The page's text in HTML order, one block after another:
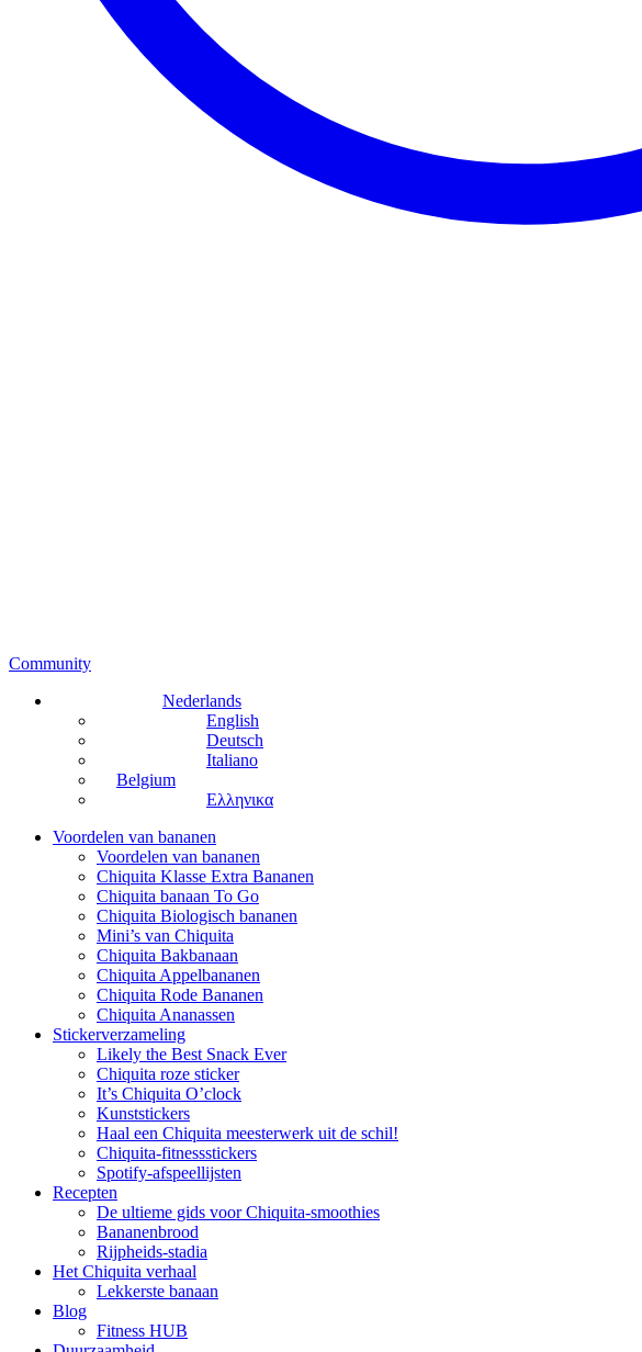
Community
Nederlands
English
Deutsch
Italiano
Belgium
Ελληνικα
Voordelen van bananen
Voordelen van bananen
Chiquita Klasse Extra Bananen
Chiquita banaan To Go
Chiquita Biologisch bananen
Mini’s van Chiquita
Chiquita Bakbanaan
Chiquita Appelbananen
Chiquita Rode Bananen
Chiquita Ananassen
Stickerverzameling
Likely the Best Snack Ever
Chiquita roze sticker
It’s Chiquita O’clock
Kunststickers
Haal een Chiquita meesterwerk uit de schil!
Chiquita-fitnessstickers
Spotify-afspeellijsten
Recepten
De ultieme gids voor Chiquita-smoothies
Bananenbrood
Rijpheids-stadia
Het Chiquita verhaal
Lekkerste banaan
Blog
Fitness HUB